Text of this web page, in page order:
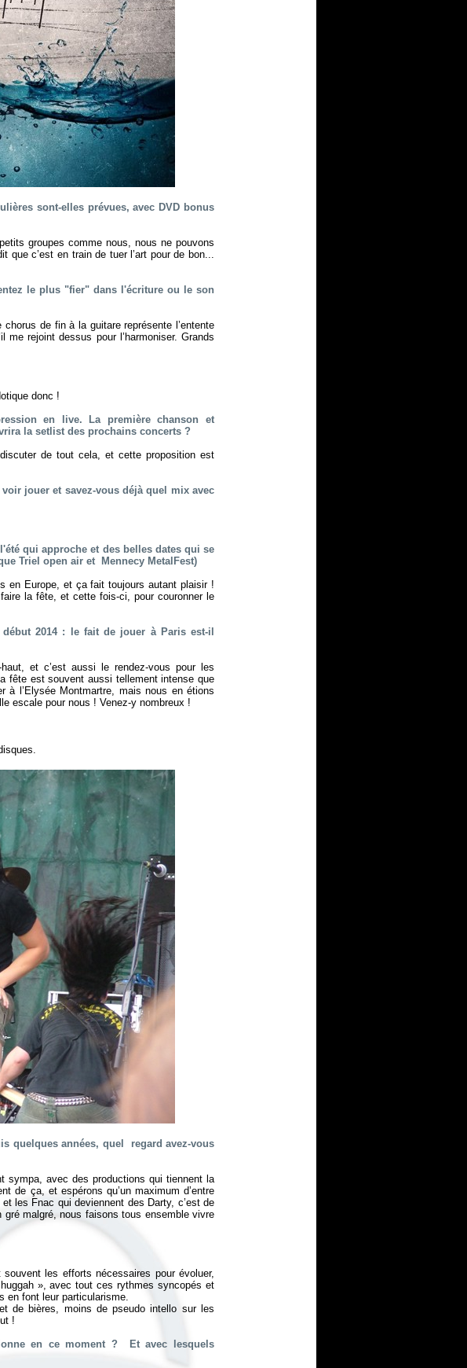
sont-elles prévues, avec DVD bonus
groupes comme nous, nous ne pouvons
que c’est en train de tuer l’art pour de bon...
le plus "fier" dans l'écriture ou le son
de fin à la guitare représente l’entente
me rejoint dessus pour l’harmoniser. Grands
donc !
en live. La première chanson et
la setlist des prochains concerts ?
de tout cela, et cette proposition est
jouer et savez-vous déjà quel mix avec
qui approche et des belles dates qui se
Triel open air et Mennecy MetalFest)
en Europe, et ça fait toujours autant plaisir !
la fête, et cette fois-ci, pour couronner le
2014 : le fait de jouer à Paris est-il
et c’est aussi le rendez-vous pour les
fête est souvent aussi tellement intense que
à l’Elysée Montmartre, mais nous en étions
escale pour nous ! Venez-y nombreux !
quelques années, quel regard avez-vous
sympa, avec des productions qui tiennent la
de ça, et espérons qu’un maximum d’entre
les Fnac qui deviennent des Darty, c’est de
malgré, nous faisons tous ensemble vivre
les efforts nécessaires pour évoluer,
», avec tout ces rythmes syncopés et
en font leur particularisme.
de bières, moins de pseudo intello sur les
!
en ce moment ? Et avec lesquels